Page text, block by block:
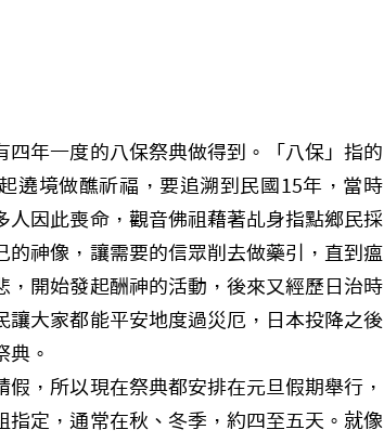
四年一度的八保祭典做得到。「八保」指的
遶境做醮祈福，要追溯到民國15年，當時
人因此喪命，觀音佛祖藉著乩身指點鄉民採
的神像，讓需要的信眾削去做藥引，直到瘟
，開始發起酬神的活動，後來又經歷日治時
讓大家都能平安地度過災厄，日本投降之後
典。
假，所以現在祭典都安排在元旦假期舉行，
指定，通常在秋、冬季，約四至五天。就像